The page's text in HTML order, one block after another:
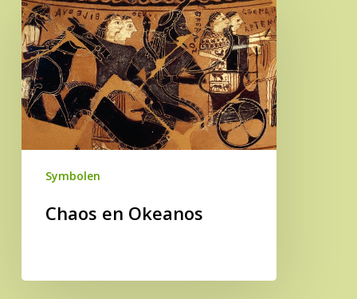
en
Okeanos
Symbolen
Chaos en Okeanos